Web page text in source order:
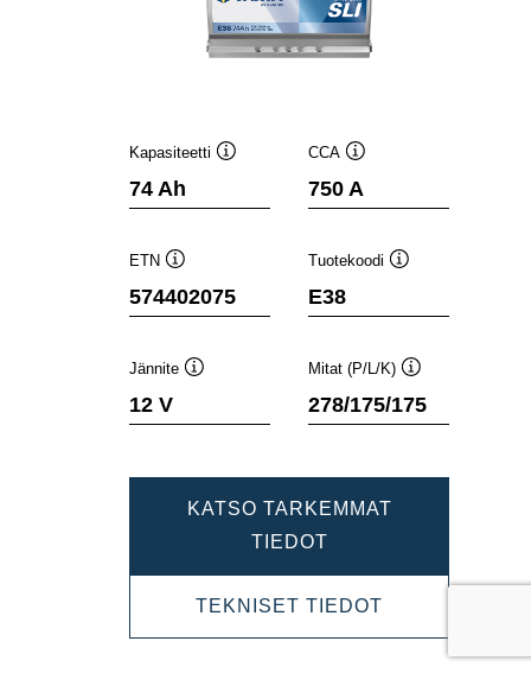
Kapasiteetti
74 Ah
CCA
750 A
ETN
574402075
Tuotekoodi
E38
Jännite
12 V
Mitat (P/L/K)
278/175/175
KATSO TARKEMMAT
TIEDOTDYNAMIC
SLI
574402075
TEKNISET TIEDOT
SLI